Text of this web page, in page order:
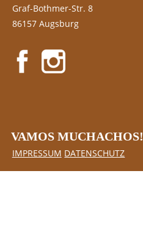
Graf-Bothmer-Str. 8
86157 Augsburg
VAMOS MUCHACHOS!
IMPRESSUM DATENSCHUTZ